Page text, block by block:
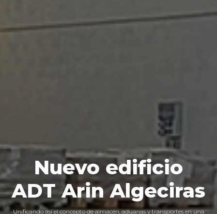
Nuevo edificio
ADT Arin Algeciras
Unificando así el concepto de almacén, aduanas y transportes en una